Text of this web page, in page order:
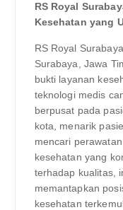
RS Royal
Kesehatan yang
RS Royal
Surabaya, Jawa
bukti layanan
teknologi medis
berpusat pada
kota, menarik
mencari
kesehatan yang
terhadap kualitas,
memantapkan
kesehatan